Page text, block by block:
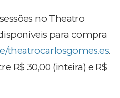
no Theatro
para compra
theatrocarlosgomes.es.
R$ 30,00 (inteira) e R$